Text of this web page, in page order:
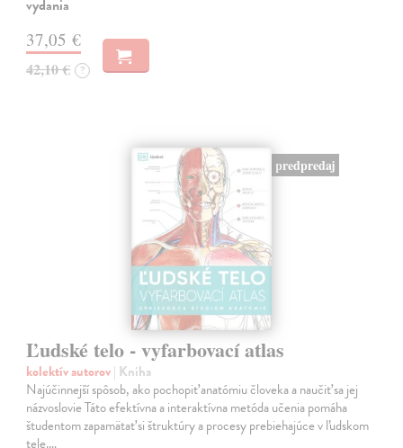
vydania
37,05 €
42,10 € ?
predpredaj
Ľudské telo - vyfarbovací atlas
kolektív autorov| Kniha
Najúčinnejší spôsob, ako pochopiť anatómiu človeka a naučiť sa jej
názvoslovie Táto efektívna a interaktívna metóda učenia pomáha
študentom zapamätať si štruktúry a procesy prebiehajúce v ľudskom
tele.…